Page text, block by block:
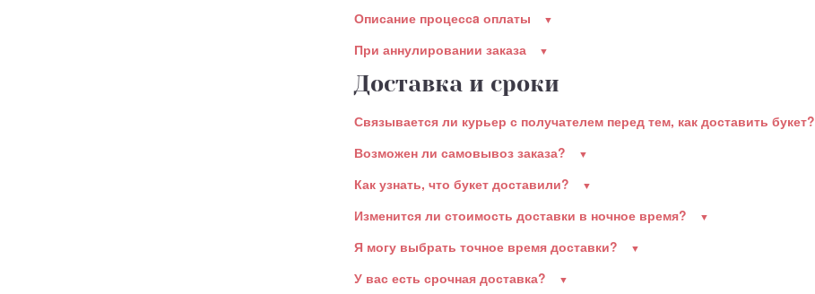
Описание процессa оплаты
При аннулировании заказа
Доставка и сроки
Связывается ли курьер с получателем перед тем, как доставить букет?
Возможен ли самовывоз заказа?
Как узнать, что букет доставили?
Изменится ли стоимость доставки в ночное время?
Я могу выбрать точное время доставки?
У вас есть срочная доставка?